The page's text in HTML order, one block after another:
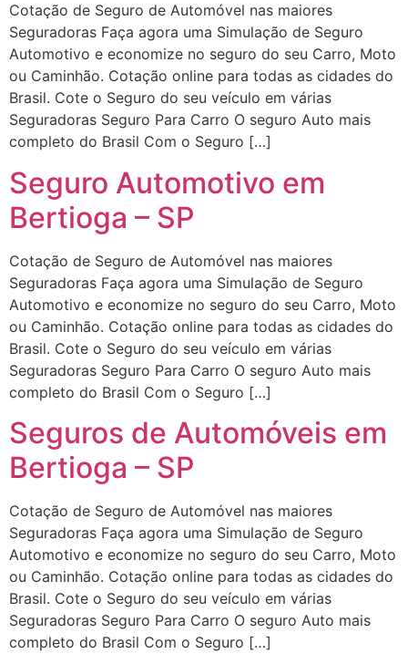
Cotação de Seguro de Automóvel nas maiores
Seguradoras Faça agora uma Simulação de Seguro
Automotivo e economize no seguro do seu Carro, Moto
ou Caminhão. Cotação online para todas as cidades do
Brasil. Cote o Seguro do seu veículo em várias
Seguradoras Seguro Para Carro O seguro Auto mais
completo do Brasil Com o Seguro […]
Seguro Automotivo em
Bertioga – SP
Cotação de Seguro de Automóvel nas maiores
Seguradoras Faça agora uma Simulação de Seguro
Automotivo e economize no seguro do seu Carro, Moto
ou Caminhão. Cotação online para todas as cidades do
Brasil. Cote o Seguro do seu veículo em várias
Seguradoras Seguro Para Carro O seguro Auto mais
completo do Brasil Com o Seguro […]
Seguros de Automóveis em
Bertioga – SP
Cotação de Seguro de Automóvel nas maiores
Seguradoras Faça agora uma Simulação de Seguro
Automotivo e economize no seguro do seu Carro, Moto
ou Caminhão. Cotação online para todas as cidades do
Brasil. Cote o Seguro do seu veículo em várias
Seguradoras Seguro Para Carro O seguro Auto mais
completo do Brasil Com o Seguro […]